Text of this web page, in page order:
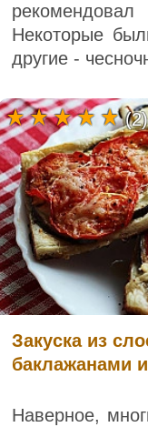
Некоторые
другие -
Закуска из
баклажанами
Наверное,
(2)